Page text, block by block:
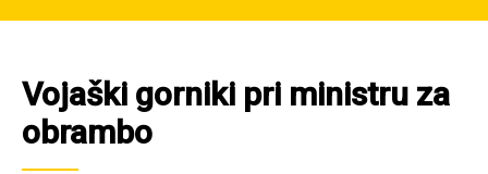
Vojaški gorniki pri ministru za
obrambo